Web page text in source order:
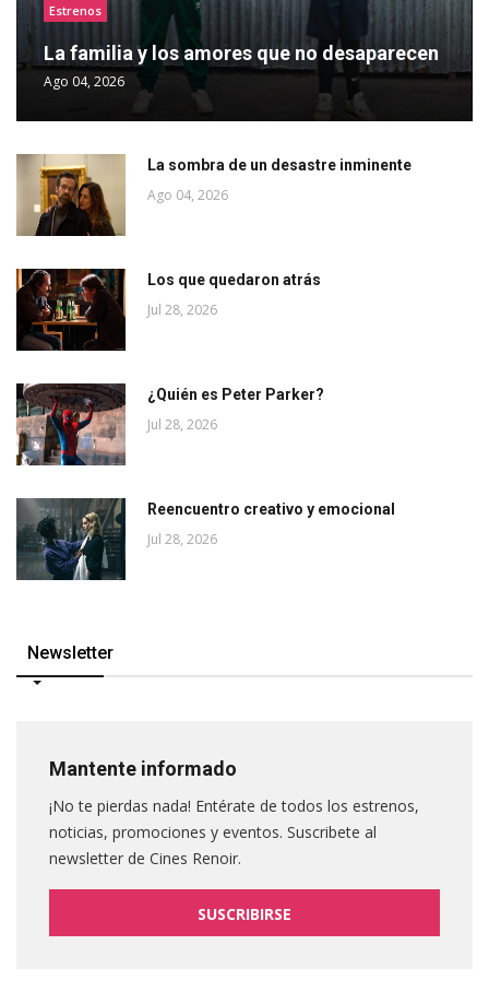
Estrenos
La familia y los amores que no desaparecen
Ago 04, 2026
La sombra de un desastre inminente
Ago 04, 2026
Los que quedaron atrás
Jul 28, 2026
¿Quién es Peter Parker?
Jul 28, 2026
Reencuentro creativo y emocional
Jul 28, 2026
Newsletter
Mantente informado
¡No te pierdas nada! Entérate de todos los estrenos,
noticias, promociones y eventos. Suscribete al
newsletter de Cines Renoir.
SUSCRIBIRSE